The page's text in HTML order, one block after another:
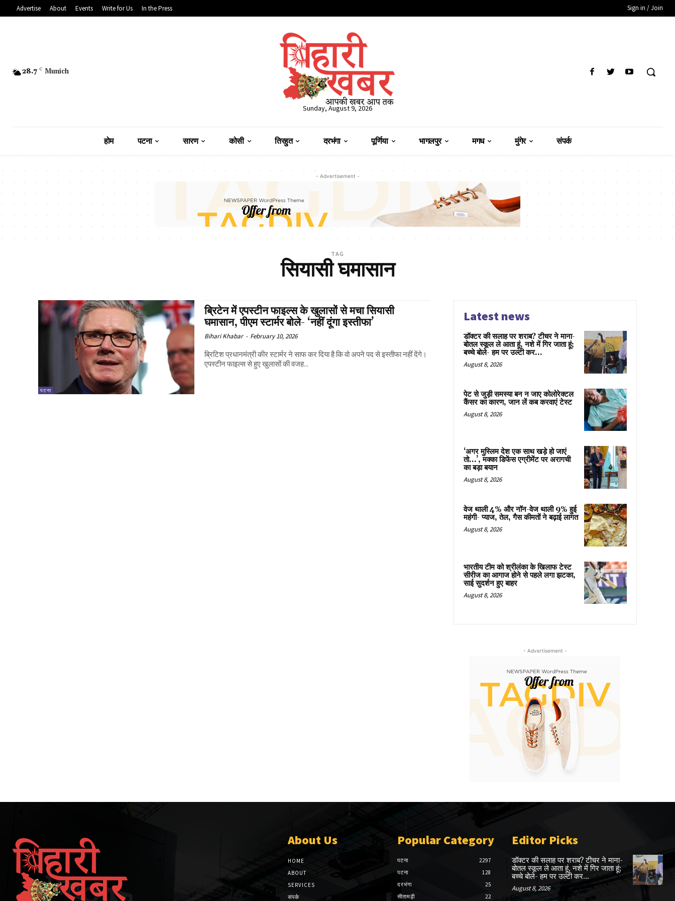
Advertise About Events Write for Us In the Press Sign in / Join
28.7 C Munich
Sunday, August 9, 2026
होम पटना सारण कोसी तिरहुत दरभंगा पूर्णिया भागलपुर मगध मुंगेर संपर्क
- Advertisement -
TAG
सियासी घमासान
पटना
ब्रिटेन में एपस्टीन फाइल्स के खुलासों से मचा सियासी
घमासान, पीएम स्टार्मर बोले- ‘नहीं दूंगा इस्तीफा’
Bihari Khabar - February 10, 2026
ब्रिटिश प्रधानमंत्री कीर स्टार्मर ने साफ कर दिया है कि वो अपने पद से इस्तीफा नहीं देंगे।
एपस्टीन फाइल्स से हुए खुलासों की वजह...
Latest news
डॉक्टर की सलाह पर शराब? टीचर ने माना-
बोतल स्कूल ले आता हूं, नशे में गिर जाता हूं;
बच्चे बोले- हम पर उल्टी कर...
August 8, 2026
पेट से जुड़ी समस्या बन न जाए कोलोरेक्टल
कैंसर का कारण, जान लें कब करवाएं टेस्ट
August 8, 2026
‘अगर मुस्लिम देश एक साथ खड़े हो जाएं
तो…’, मक्का डिफेंस एग्रीमेंट पर अरागची
का बड़ा बयान
August 8, 2026
वेज थाली 4% और नॉन-वेज थाली 9% हुई
महंगी- प्याज, तेल, गैस कीमतों ने बढ़ाई लागत
August 8, 2026
भारतीय टीम को श्रीलंका के खिलाफ टेस्ट
सीरीज का आगाज होने से पहले लगा झटका,
साई सुदर्शन हुए बाहर
August 8, 2026
- Advertisement -
About Us
HOME
ABOUT
SERVICES
संपर्क
Popular Category
पटना
2297
पटना
128
दरभंगा
25
सीतामढ़ी
22
Editor Picks
डॉक्टर की सलाह पर शराब? टीचर ने माना-
बोतल स्कूल ले आता हूं, नशे में गिर जाता हूं;
बच्चे बोले- हम पर उल्टी कर...
August 8, 2026